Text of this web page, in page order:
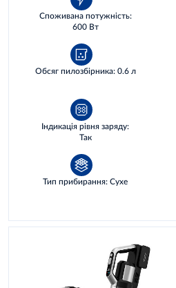
Споживана потужність:
600 Вт
Обсяг пилозбірника: 0.6 л
Індикація рівня заряду:
Так
Тип прибирання: Сухе